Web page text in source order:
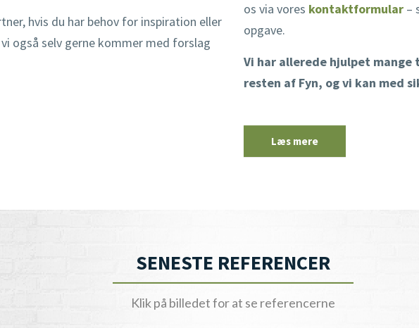
hvis du har behov for inspiration eller
også selv gerne kommer med forslag
os via vores kontaktformular –
opgave.
Vi har allerede hjulpet
resten af Fyn, og vi kan med
Læs mere
SENESTE REFERENCER
Klik på billedet for at se referencerne